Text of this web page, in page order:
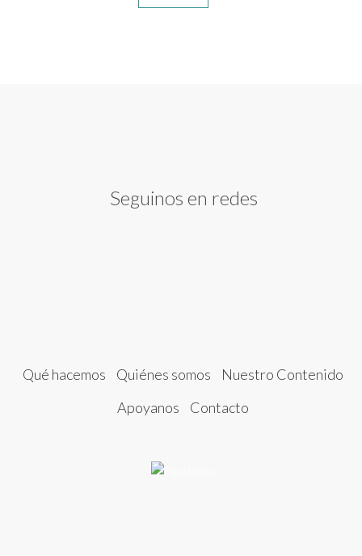
Seguinos en redes
Qué hacemos Quiénes somos
Nuestro Contenido
Apoyanos
Contacto